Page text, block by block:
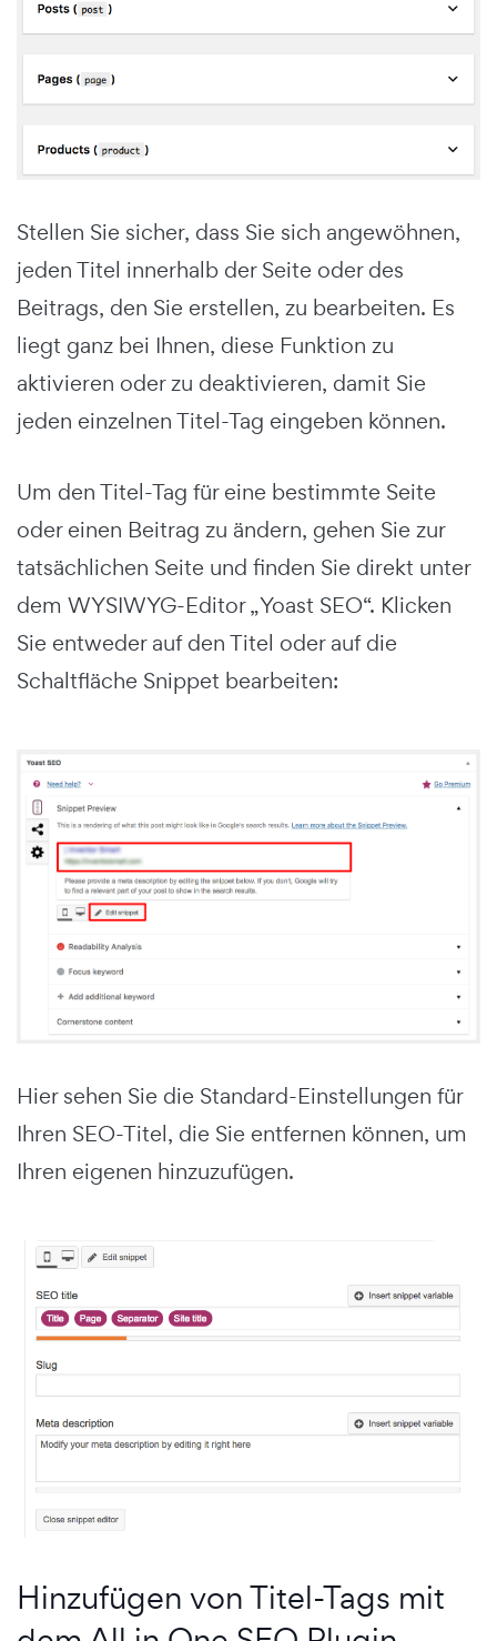
Stellen Sie sicher, dass Sie sich angewöhnen,
jeden Titel innerhalb der Seite oder des
Beitrags, den Sie erstellen, zu bearbeiten. Es
liegt ganz bei Ihnen, diese Funktion zu
aktivieren oder zu deaktivieren, damit Sie
jeden einzelnen Titel-Tag eingeben können.
Um den Titel-Tag für eine bestimmte Seite
oder einen Beitrag zu ändern, gehen Sie zur
tatsächlichen Seite und finden Sie direkt unter
dem WYSIWYG-Editor „Yoast SEO“. Klicken
Sie entweder auf den Titel oder auf die
Schaltfläche Snippet bearbeiten:
Hier sehen Sie die Standard-Einstellungen für
Ihren SEO-Titel, die Sie entfernen können, um
Ihren eigenen hinzuzufügen.
Hinzufügen von Titel-Tags mit